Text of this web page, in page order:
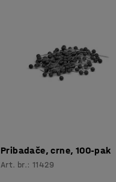
Pribadače, crne, 100-pak
Art. br.:11429